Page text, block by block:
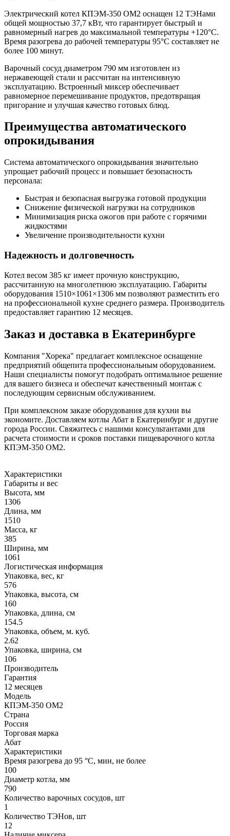
Электрический котел КПЭМ-350 ОМ2 оснащен 12 ТЭНами
общей мощностью 37,7 кВт, что гарантирует быстрый и
равномерный нагрев до максимальной температуры +120°C.
Время разогрева до рабочей температуры 95°C составляет не
более 100 минут.
Варочный сосуд диаметром 790 мм изготовлен из
нержавеющей стали и рассчитан на интенсивную
эксплуатацию. Встроенный миксер обеспечивает
равномерное перемешивание продуктов, предотвращая
пригорание и улучшая качество готовых блюд.
Преимущества автоматического
опрокидывания
Система автоматического опрокидывания значительно
упрощает рабочий процесс и повышает безопасность
персонала:
Быстрая и безопасная выгрузка готовой продукции
Снижение физической нагрузки на сотрудников
Минимизация риска ожогов при работе с горячими
жидкостями
Увеличение производительности кухни
Надежность и долговечность
Котел весом 385 кг имеет прочную конструкцию,
рассчитанную на многолетнюю эксплуатацию. Габариты
оборудования 1510×1061×1306 мм позволяют разместить его
на профессиональной кухне среднего размера. Производитель
предоставляет гарантию 12 месяцев.
Заказ и доставка в Екатеринбурге
Компания "Хорека" предлагает комплексное оснащение
предприятий общепита профессиональным оборудованием.
Наши специалисты помогут подобрать оптимальное решение
для вашего бизнеса и обеспечат качественный монтаж с
последующим сервисным обслуживанием.
При комплексном заказе оборудования для кухни вы
экономите. Доставляем котлы Абат в Екатеринбург и другие
города России. Свяжитесь с нашими консультантами для
расчета стоимости и сроков поставки пищеварочного котла
КПЭМ-350 ОМ2.
Характеристики
Габариты и вес
Высота, мм
1306
Длина, мм
1510
Масса, кг
385
Ширина, мм
1061
Логистическая информация
Упаковка, вес, кг
576
Упаковка, высота, см
160
Упаковка, длина, см
154.5
Упаковка, объем, м. куб.
2.62
Упаковка, ширина, см
106
Производитель
Гарантия
12 месяцев
Модель
КПЭМ-350 ОМ2
Страна
Россия
Торговая марка
Абат
Характеристики
Время разогрева до 95 °C, мин, не более
100
Диаметр котла, мм
790
Количество варочных сосудов, шт
1
Количество ТЭНов, шт
12